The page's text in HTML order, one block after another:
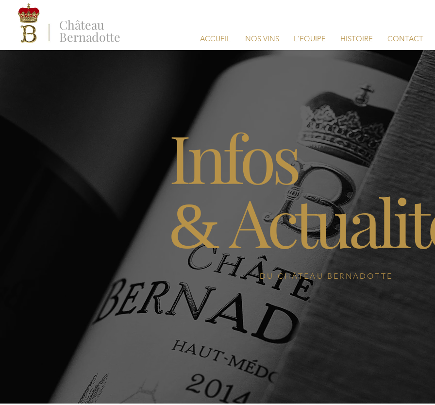
Château
Bernadotte ACCUEIL NOS VINS L'EQUIPE HISTOIRE CONTACT
Infos
&
- DU CHÂTEAU BERNADOTTE -